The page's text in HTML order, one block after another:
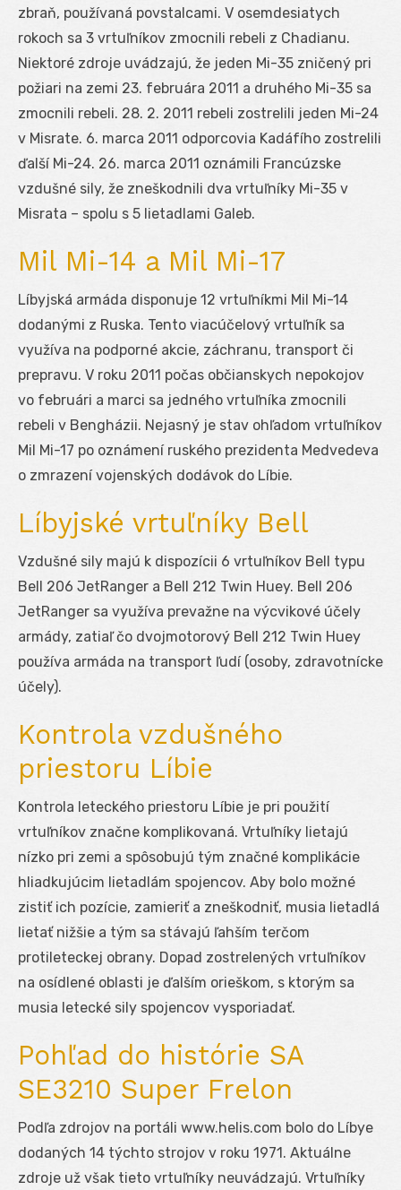
zbraň, používaná povstalcami. V osemdesiatych
rokoch sa 3 vrtuľníkov zmocnili rebeli z Chadianu.
Niektoré zdroje uvádzajú, že jeden Mi-35 zničený pri
požiari na zemi 23. februára 2011 a druhého Mi-35 sa
zmocnili rebeli. 28. 2. 2011 rebeli zostrelili jeden Mi-24
v Misrate. 6. marca 2011 odporcovia Kadáfího zostrelili
ďalší Mi-24. 26. marca 2011 oznámili Francúzske
vzdušné sily, že zneškodnili dva vrtuľníky Mi-35 v
Misrata – spolu s 5 lietadlami Galeb.
Mil Mi-14 a Mil Mi-17
Líbyjská armáda disponuje 12 vrtuľníkmi Mil Mi-14
dodanými z Ruska. Tento viacúčelový vrtuľník sa
využíva na podporné akcie, záchranu, transport či
prepravu. V roku 2011 počas občianskych nepokojov
vo februári a marci sa jedného vrtuľníka zmocnili
rebeli v Bengházii. Nejasný je stav ohľadom vrtuľníkov
Mil Mi-17 po oznámení ruského prezidenta Medvedeva
o zmrazení vojenských dodávok do Líbie.
Líbyjské vrtuľníky Bell
Vzdušné sily majú k dispozícii 6 vrtuľníkov Bell typu
Bell 206 JetRanger a Bell 212 Twin Huey. Bell 206
JetRanger sa využíva prevažne na výcvikové účely
armády, zatiaľ čo dvojmotorový Bell 212 Twin Huey
používa armáda na transport ľudí (osoby, zdravotnícke
účely).
Kontrola vzdušného
priestoru Líbie
Kontrola leteckého priestoru Líbie je pri použití
vrtuľníkov značne komplikovaná. Vrtuľníky lietajú
nízko pri zemi a spôsobujú tým značné komplikácie
hliadkujúcim lietadlám spojencov. Aby bolo možné
zistiť ich pozície, zamieriť a zneškodniť, musia lietadlá
lietať nižšie a tým sa stávajú ľahším terčom
protileteckej obrany. Dopad zostrelených vrtuľníkov
na osídlené oblasti je ďalším orieškom, s ktorým sa
musia letecké sily spojencov vysporiadať.
Pohľad do histórie SA
SE3210 Super Frelon
Podľa zdrojov na portáli www.helis.com bolo do Líbye
dodaných 14 týchto strojov v roku 1971. Aktuálne
zdroje už však tieto vrtuľníky neuvádzajú. Vrtuľníky